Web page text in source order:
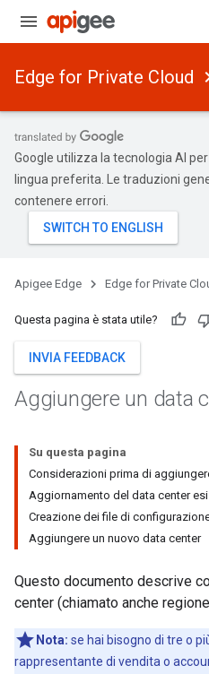
Edge for Private Cloud
Google utilizza la tecnologia AI
lingua preferita. Le traduzioni
contenere errori.
Apigee Edge Edge for Private
Questa pagina è stata utile?
INVIA FEEDBACK
Aggiungere un data
Su questa pagina
Considerazioni prima di
Aggiornamento del data center
Creazione dei file di
Aggiungere un nuovo data center
Questo documento descrive
center (chiamato anche
Nota: se hai bisogno di tre o
rappresentante di vendita o